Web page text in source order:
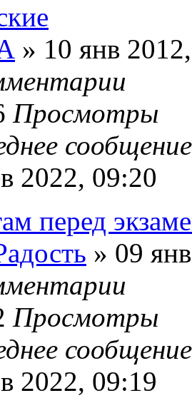
» 10 янв
Просмотры
2022, 09:20
перед
» 09
Просмотры
2022, 09:19